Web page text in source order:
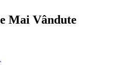
Mai Vândute